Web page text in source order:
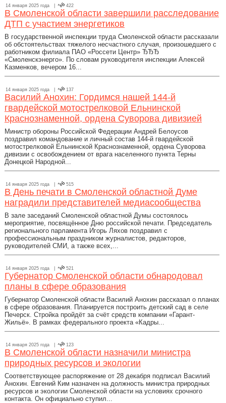
14 января 2025 года | 422
В Смоленской области завершили расследование
ДТП с участием энергетиков
В государственной инспекции труда Смоленской области рассказали
об обстоятельствах тяжелого несчастного случая, произошедшего с
работником филиала ПАО «Россети Центр» ЂЂЂ
«Смоленскэнерго». По словам руководителя инспекции Алексей
Казменков, вечером 16...
14 января 2025 года | 137
Василий Анохин: Гордимся нашей 144-й
гвардейской мотострелковой Ельнинской
Краснознаменной, ордена Суворова дивизией
Министр обороны Российской Федерации Андрей Белоусов
поздравил командование и личный состав 144-й гвардейской
мотострелковой Ельнинской Краснознаменной, ордена Суворова
дивизии с освобождением от врага населенного пункта Терны
Донецкой Народной...
14 января 2025 года | 515
В День печати в Смоленской областной Думе
наградили представителей медиасообщества
В зале заседаний Смоленской областной Думы состоялось
мероприятие, посвящённое Дню российской печати. Председатель
регионального парламента Игорь Ляхов поздравил с
профессиональным праздником журналистов, редакторов,
руководителей СМИ, а также всех,...
14 января 2025 года | 521
Губернатор Смоленской области обнародовал
планы в сфере образования
Губернатор Смоленской области Василий Анохин рассказал о планах
в сфере образования. Планируется построить детский сад в селе
Печерск. Стройка пройдёт за счёт средств компании «Гарант-
Жильё». В рамках федерального проекта «Кадры...
14 января 2025 года | 123
В Смоленской области назначили министра
природных ресурсов и экологии
Соответствующее распоряжение от 28 декабря подписал Василий
Анохин. Евгений Ким назначен на должность министра природных
ресурсов и экологии Смоленской области на условиях срочного
контакта. Он официально ступил...